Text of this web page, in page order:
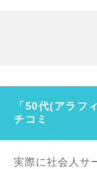
「50代(アラフ
チコミ
実際に社会人サ